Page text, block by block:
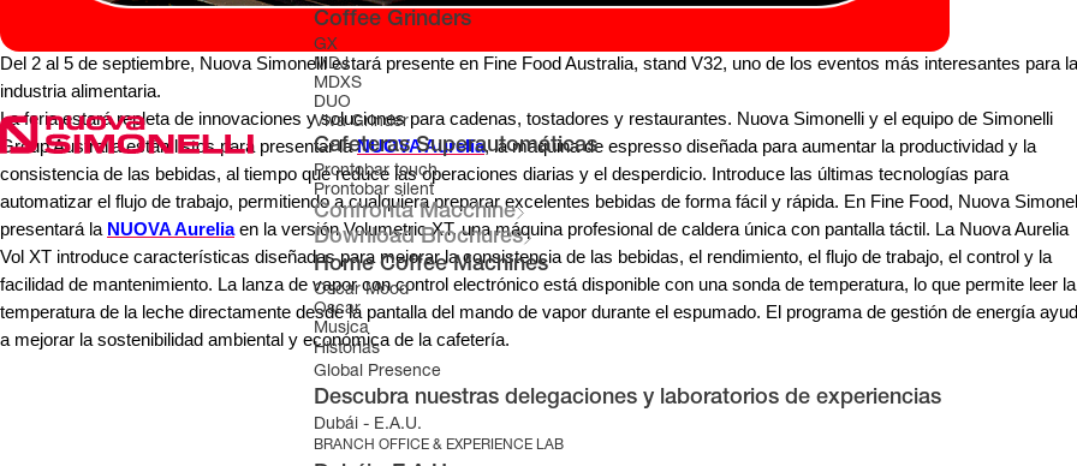
Coffee Grinders
GX
MDJ
MDXS
DUO
Viva Grinder
Cafeteras Superautomáticas
Prontobar touch
Prontobar silent
Confronta Macchine
Download Brochures
Home Coffee Machines
Oscar Mood
Oscar
Musica
Historias
Global Presence
Descubra nuestras delegaciones y laboratorios de experiencias
Dubái - E.A.U.
BRANCH OFFICE & EXPERIENCE LAB
Del 2 al 5 de septiembre, Nuova Simonelli estará presente en Fine Food Australia, stand V32, uno de los eventos más interesantes para la
industria alimentaria.
La feria estará repleta de innovaciones y soluciones para cadenas, tostadores y restaurantes. Nuova Simonelli y el equipo de Simonelli
Group Australia están listos para presentar laNUOVA Aurelia, la máquina de espresso diseñada para aumentar la productividad y la
consistencia de las bebidas, al tiempo que reduce las operaciones diarias y el desperdicio. Introduce las últimas tecnologías para
automatizar el flujo de trabajo, permitiendo a cualquiera preparar excelentes bebidas de forma fácil y rápida. En Fine Food, Nuova
presentará la NUOVA Aureliaen la versión Volumetric XT, una máquina profesional de caldera única con pantalla táctil. La Nuova Aurelia
Vol XT introduce características diseñadas para mejorar la consistencia de las bebidas, el rendimiento, el flujo de trabajo, el control y la
facilidad de mantenimiento. La lanza de vapor con control electrónico está disponible con una sonda de temperatura, lo que permite leer la
temperatura de la leche directamente desde la pantalla del mando de vapor durante el espumado. El programa de gestión de energía
a mejorar la sostenibilidad ambiental y económica de la cafetería.